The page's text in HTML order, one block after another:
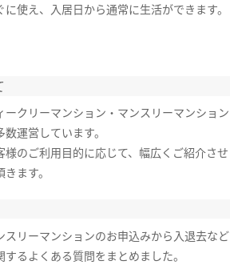
に使え、入居日から通常に生活ができます。
ークリーマンション・マンスリーマンション
数運営しています。
様のご利用目的に応じて、幅広くご紹介させ
きます。
スリーマンションのお申込みから入退去など
するよくある質問をまとめました。